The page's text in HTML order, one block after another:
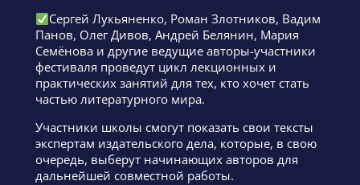
Сергей Лукьяненко, Роман Злотников, Вадим
Панов, Олег Дивов, Андрей Белянин, Мария
Семёнова и другие ведущие авторы-участники
фестиваля проведут цикл лекционных и
практических занятий для тех, кто хочет стать
частью литературного мира.
Участники школы смогут показать свои тексты
экспертам издательского дела, которые, в свою
очередь, выберут начинающих авторов для
дальнейшей совместной работы.